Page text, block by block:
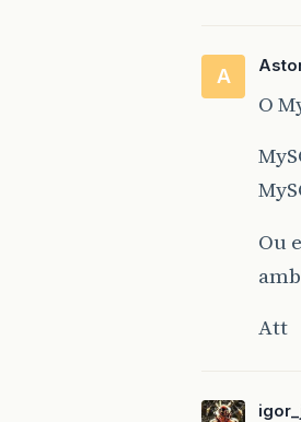
A
O
Ou
Att